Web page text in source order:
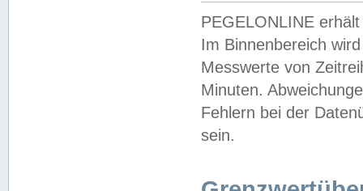
PEGELONLINE
Im Binnenbereich
Messwerte von
Minuten.
Fehlern bei der
sein.